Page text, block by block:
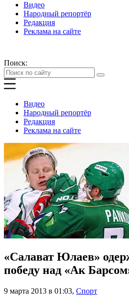
Видео
Народный репортёр
Редакция
Реклама на сайте
Поиск:
Видео
Народный репортёр
Редакция
Реклама на сайте
«Салават Юлаев»
победу над «Ак
9 марта 2013 в 01:03, Спорт